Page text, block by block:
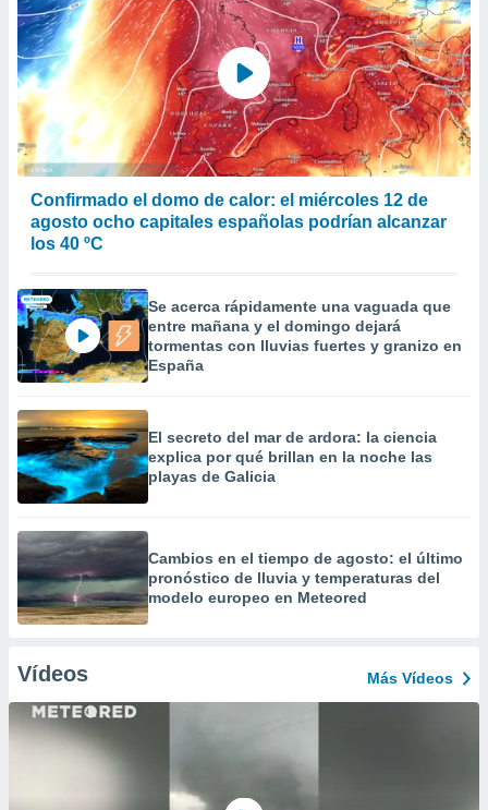
Confirmado el domo de calor: el miércoles 12 de
agosto ocho capitales españolas podrían alcanzar
los 40 ºC
Se acerca rápidamente una vaguada que
entre mañana y el domingo dejará
tormentas con lluvias fuertes y granizo en
España
El secreto del mar de ardora: la ciencia
explica por qué brillan en la noche las
playas de Galicia
Cambios en el tiempo de agosto: el último
pronóstico de lluvia y temperaturas del
modelo europeo en Meteored
Vídeos Más Vídeos